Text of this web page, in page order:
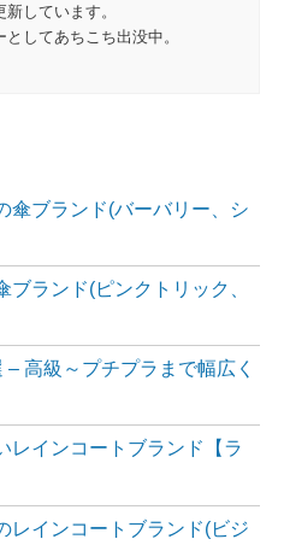
しています。
してあちこち出没中。
傘ブランド(バーバリー、シ
ランド(ピンクトリック、
高級～プチプラまで幅広く
レインコートブランド【ラ
レインコートブランド(ビジ